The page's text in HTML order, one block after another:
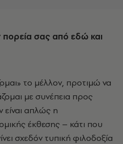
το μέλλον, προτιμώ να
με συνέπεια προς
απλώς η
έκθεσης – κάτι που
σχεδόν τυπική φιλοδοξία